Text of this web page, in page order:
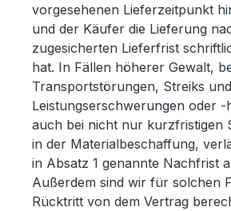
vorgesehenen Lieferzeitpunkt
und der Käufer die Lieferung
zugesicherten Lieferfrist
hat. In Fällen höherer Gewalt,
Transportstörungen, Streiks
Leistungserschwerungen oder -
auch bei nicht nur kurzfristigen
in der Materialbeschaffung,
in Absatz 1 genannte Nachfrist
Außerdem sind wir für solchen
Rücktritt von dem Vertrag